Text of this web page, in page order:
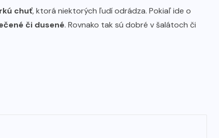
chuť, ktorá niektorých ľudí odrádza. Pokiaľ ide o
či dusené. Rovnako tak sú dobré v šalátoch či